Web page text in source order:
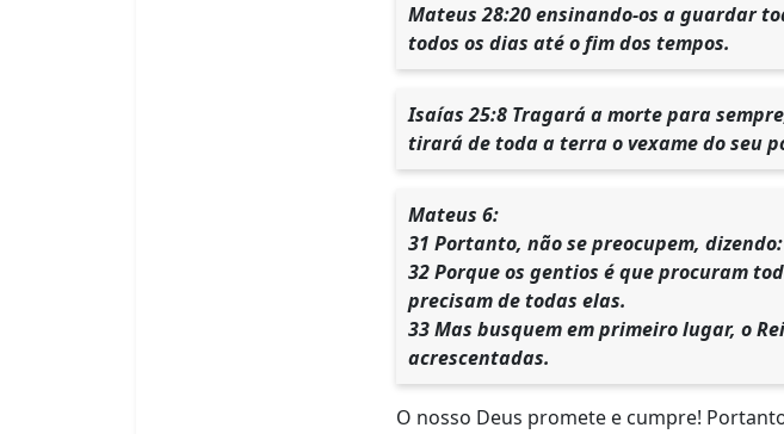
Mateus 28:20 ensinando-os a guardar
todos os dias até o fim dos tempos.
Isaías 25:8 Tragará a morte para
tirará de toda a terra o vexame do seu
Mateus 6:
31 Portanto, não se preocupem, dizendo:
32 Porque os gentios é que procuram
precisam de todas elas.
33 Mas busquem em primeiro lugar, o
acrescentadas.
O nosso Deus promete e cumpre!